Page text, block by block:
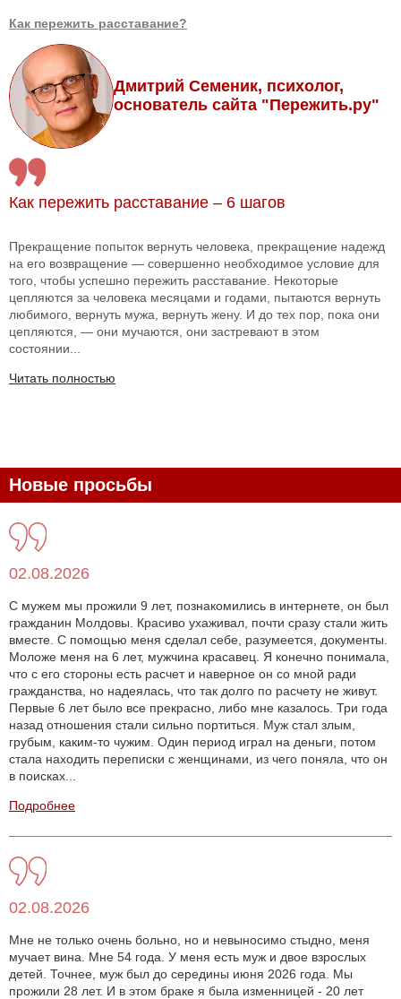
Как пережить расставание?
Дмитрий Семеник, психолог,
основатель сайта "Пережить.ру"
Как пережить расставание – 6 шагов
Прекращение попыток вернуть человека, прекращение надежд
на его возвращение — совершенно необходимое условие для
того, чтобы успешно пережить расставание. Некоторые
цепляются за человека месяцами и годами, пытаются вернуть
любимого, вернуть мужа, вернуть жену. И до тех пор, пока они
цепляются, — они мучаются, они застревают в этом
состоянии...
Читать полностью
Новые просьбы
02.08.2026
С мужем мы прожили 9 лет, познакомились в интернете, он был
гражданин Молдовы. Красиво ухаживал, почти сразу стали жить
вместе. С помощью меня сделал себе, разумеется, документы.
Моложе меня на 6 лет, мужчина красавец. Я конечно понимала,
что с его стороны есть расчет и наверное он со мной ради
гражданства, но надеялась, что так долго по расчету не живут.
Первые 6 лет было все прекрасно, либо мне казалось. Три года
назад отношения стали сильно портиться. Муж стал злым,
грубым, каким-то чужим. Один период играл на деньги, потом
стала находить переписки с женщинами, из чего поняла, что он
в поисках...
Подробнее
02.08.2026
Мне не только очень больно, но и невыносимо стыдно, меня
мучает вина. Мне 54 года. У меня есть муж и двое взрослых
детей. Точнее, муж был до середины июня 2026 года. Мы
прожили 28 лет. И в этом браке я была изменницей - 20 лет